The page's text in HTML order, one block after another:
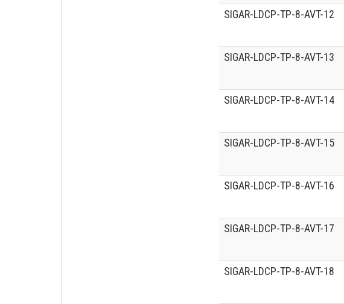
SIGAR-LDCP-TP-8-AVT-12
SIGAR-LDCP-TP-8-AVT-13
SIGAR-LDCP-TP-8-AVT-14
SIGAR-LDCP-TP-8-AVT-15
SIGAR-LDCP-TP-8-AVT-16
SIGAR-LDCP-TP-8-AVT-17
SIGAR-LDCP-TP-8-AVT-18